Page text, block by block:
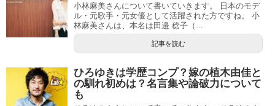
小林麻美さんについて書いていきます。 日本のモデ
ル・元歌手・元女優として活躍された方ですね。 小
林麻美さんは、本名は田邉 稔子（...
記事を読む
ひろゆきは学歴コンプ？嫁の植木由佳と
の馴れ初めは？名言集や論破力について
も